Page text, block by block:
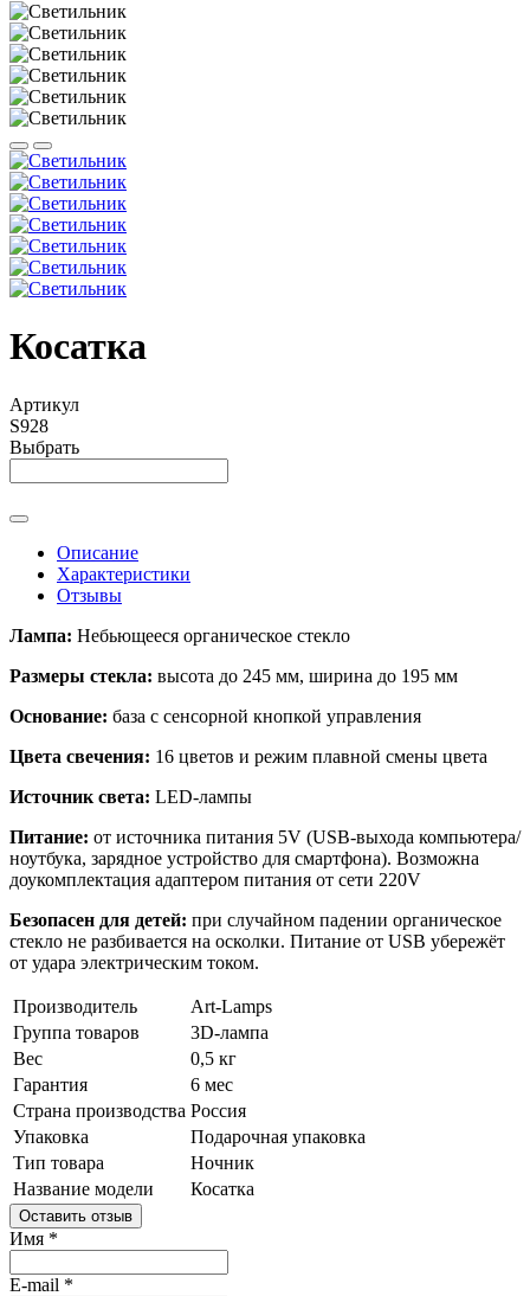
Косатка
Артикул
S928
Выбрать
Описание
Характеристики
Отзывы
Лампа: Небьющееся органическое стекло
Размеры стекла: высота до 245 мм, ширина до 195 мм
Основание: база с сенсорной кнопкой управления
Цвета свечения: 16 цветов и режим плавной смены цвета
Источник света: LED-лампы
Питание: от источника питания 5V (USB-выхода компьютера/
ноутбука, зарядное устройство для смартфона). Возможна
доукомплектация адаптером питания от сети 220V
Безопасен для детей: при случайном падении органическое
стекло не разбивается на осколки. Питание от USB убережёт
от удара электрическим током.
Производитель
Art-Lamps
Группа товаров
3D-лампа
Вес
0,5 кг
Гарантия
6 мес
Страна производства Россия
Упаковка
Подарочная упаковка
Тип товара
Ночник
Название модели
Косатка
Оставить отзыв
Имя *
E-mail *